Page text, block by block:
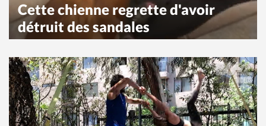
Cette chienne regrette d'avoir
détruit des sandales